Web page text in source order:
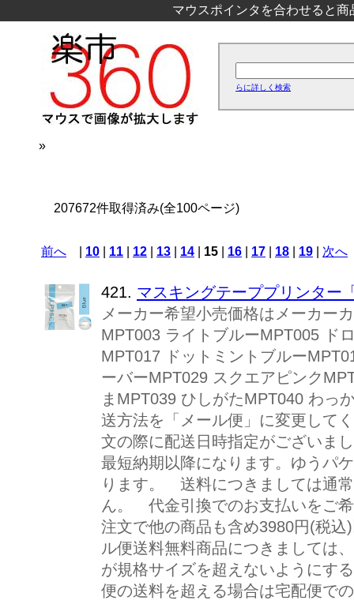
マウスポインタを合わせると
らに詳しく検索
»
207672件取得済み(全100ページ)
前へ 10 11 12 13 14 15 16 17 18 19 次へ
421. マスキングテーププリンター
メーカー希望小売価格はメーカー
MPT003 ライトブルーMPT005 ド
MPT017 ドットミントブルー
ーバーMPT029 スクエアピンク
まMPT039 ひしがたMPT040 わっ
送方法を「メール便」に変更して
文の際に配送日時指定がございま
最短納期以降になります。ゆうパ
ります。 送料につきましては通
ん。 代金引換でのお支払いをご
注文で他の商品も含め3980円(税
ル便送料無料商品につきましては
が規格サイズを超えないようにす
便の送料を超える場合は宅配便で